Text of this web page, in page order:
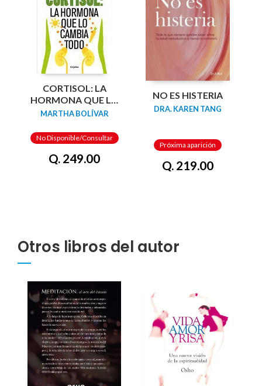
CORTISOL: LA
HORMONA QUE LO
CAMBIA TODO
MARTHA BOLÍVAR
No Disponible/Consultar
Q. 249.00
NO ES HISTERIA
DRA. KAREN TANG
Próxima aparición
Q. 219.00
Otros libros del autor